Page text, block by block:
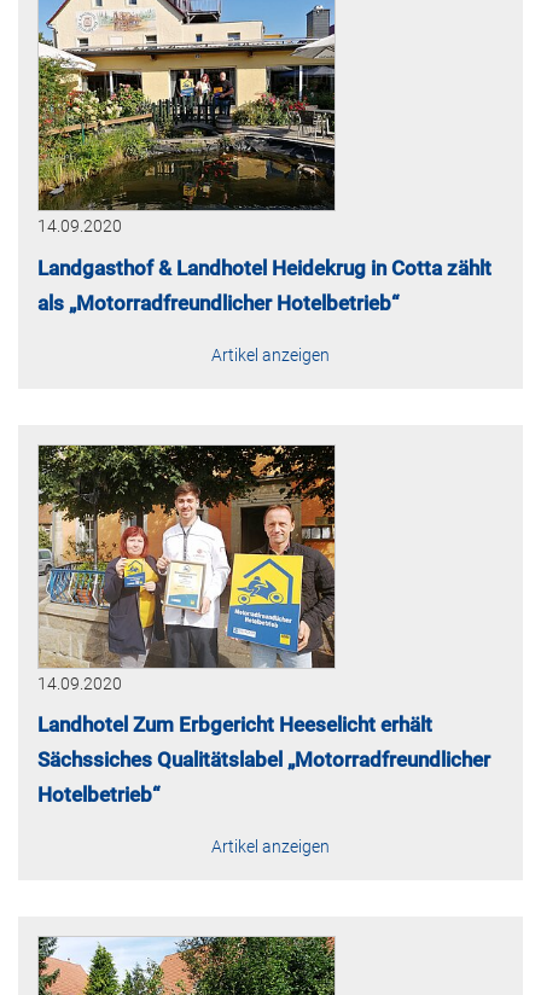
14.09.2020
Landgasthof & Landhotel Heidekrug in Cotta zählt
als „Motorradfreundlicher Hotelbetrieb“
Artikel anzeigen
14.09.2020
Landhotel Zum Erbgericht Heeselicht erhält
Sächssiches Qualitätslabel „Motorradfreundlicher
Hotelbetrieb“
Artikel anzeigen